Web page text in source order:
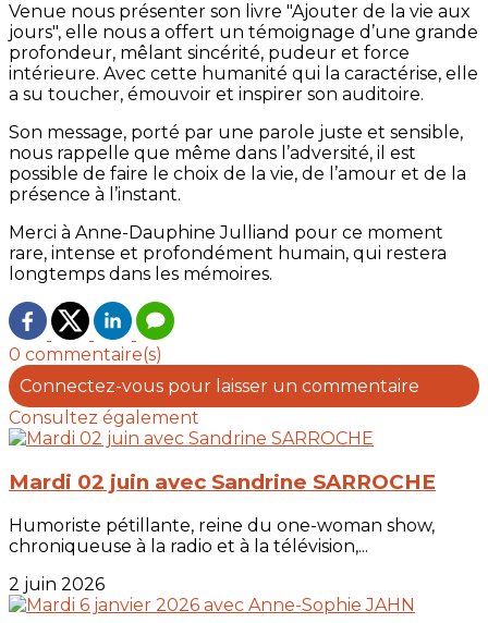
Venue nous présenter son livre "Ajouter de la vie aux
jours", elle nous a offert un témoignage d’une grande
profondeur, mêlant sincérité, pudeur et force
intérieure. Avec cette humanité qui la caractérise, elle
a su toucher, émouvoir et inspirer son auditoire.
Son message, porté par une parole juste et sensible,
nous rappelle que même dans l’adversité, il est
possible de faire le choix de la vie, de l’amour et de la
présence à l’instant.
Merci à Anne-Dauphine Julliand pour ce moment
rare, intense et profondément humain, qui restera
longtemps dans les mémoires.
0 commentaire(s)
Connectez-vous pour laisser un commentaire
Consultez également
Mardi 02 juin avec Sandrine SARROCHE
Humoriste pétillante, reine du one-woman show,
chroniqueuse à la radio et à la télévision,...
2 juin 2026